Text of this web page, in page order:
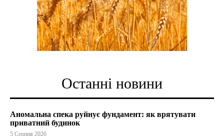
Останні новини
Аномальна спека руйнує фундамент: як врятувати
приватний будинок
5 Серпня 2026